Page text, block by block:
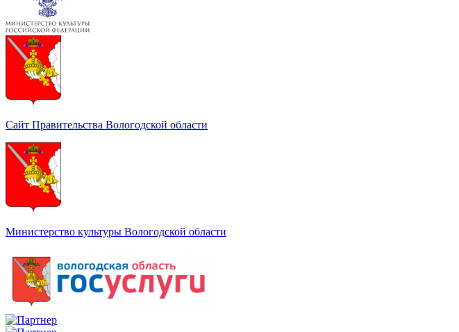
Сайт Правительства Вологодской области
Министерство культуры Вологодской области